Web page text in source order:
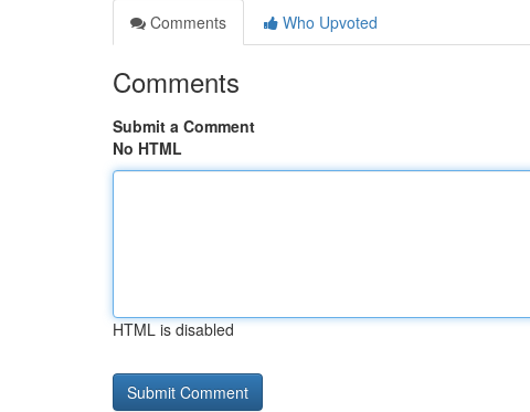
Comments
Who Upvoted
Comments
Submit a Comment
No HTML
HTML is disabled